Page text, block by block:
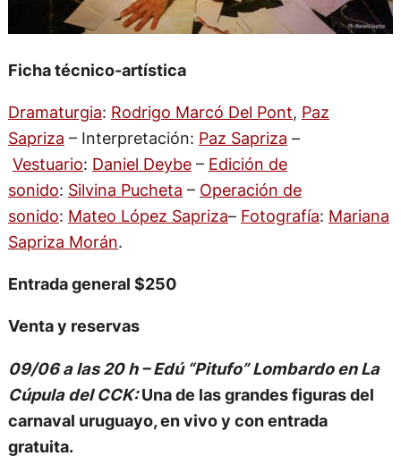
Ficha técnico-artística
Dramaturgia: Rodrigo Marcó Del Pont, Paz
Sapriza – Interpretación: Paz Sapriza –
Vestuario: Daniel Deybe– Edición de
sonido: Silvina Pucheta – Operación de
sonido: Mateo López Sapriza– Fotografía: Mariana
Sapriza Morán.
Entrada general $250
Venta y reservas
09/06 a las 20 h – Edú “Pitufo” Lombardo en La
Cúpula del CCK:Una de las grandes figuras del
carnaval uruguayo, en vivo y con entrada
gratuita.